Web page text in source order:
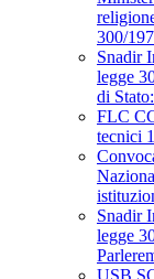
300/
Snadir
legge
di
FLC
tecnici
Snadir
legge